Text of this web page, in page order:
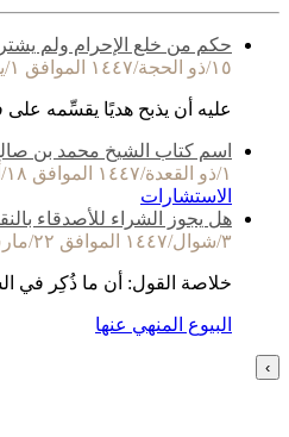
حكم من خلع الإحرام ولم
١٥/ذو الحجة/١٤٤٧ الموافق ١/يونيو/٢٠٢٦
عليه أن يذبح هديًا يقسِّمه على
اسم كتاب الشيخ محمد بن
١/ذو القعدة/١٤٤٧ الموافق ١٨/أبريل/٢٠٢٦
الاستشارات
هل يجوز الشراء للأصدقاء
٣/شوال/١٤٤٧ الموافق ٢٢/مارس/٢٠٢٦
خلاصة القول: أن ما ذُكِر في
البيوع المنهي عنها
›